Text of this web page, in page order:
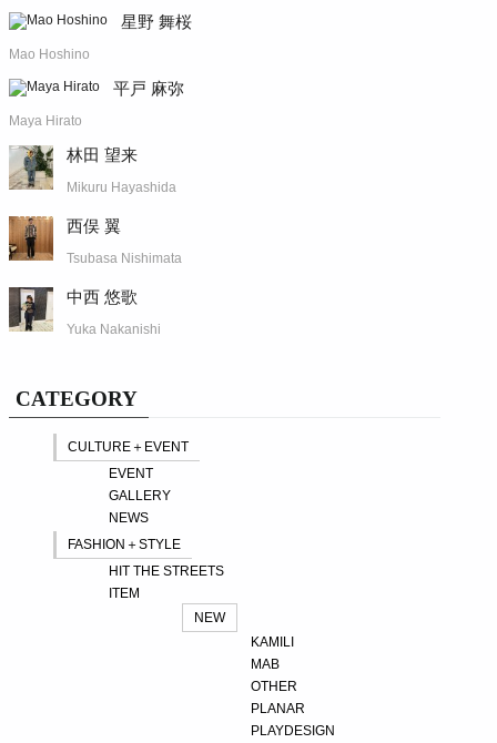
星野 舞桜
Mao Hoshino
平戸 麻弥
Maya Hirato
林田 望来
Mikuru Hayashida
西俣 翼
Tsubasa Nishimata
中西 悠歌
Yuka Nakanishi
CATEGORY
CULTURE＋EVENT
EVENT
GALLERY
NEWS
FASHION＋STYLE
HIT THE STREETS
ITEM
NEW
KAMILI
MAB
OTHER
PLANAR
PLAYDESIGN